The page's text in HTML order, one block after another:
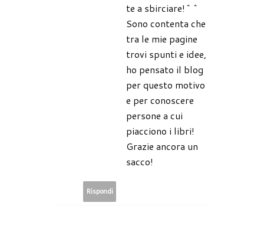
te a sbirciare!^^
Sono contenta che
tra le mie pagine
trovi spunti e idee,
ho pensato il blog
per questo motivo
e per conoscere
persone a cui
piacciono i libri!
Grazie ancora un
sacco!
Rispondi